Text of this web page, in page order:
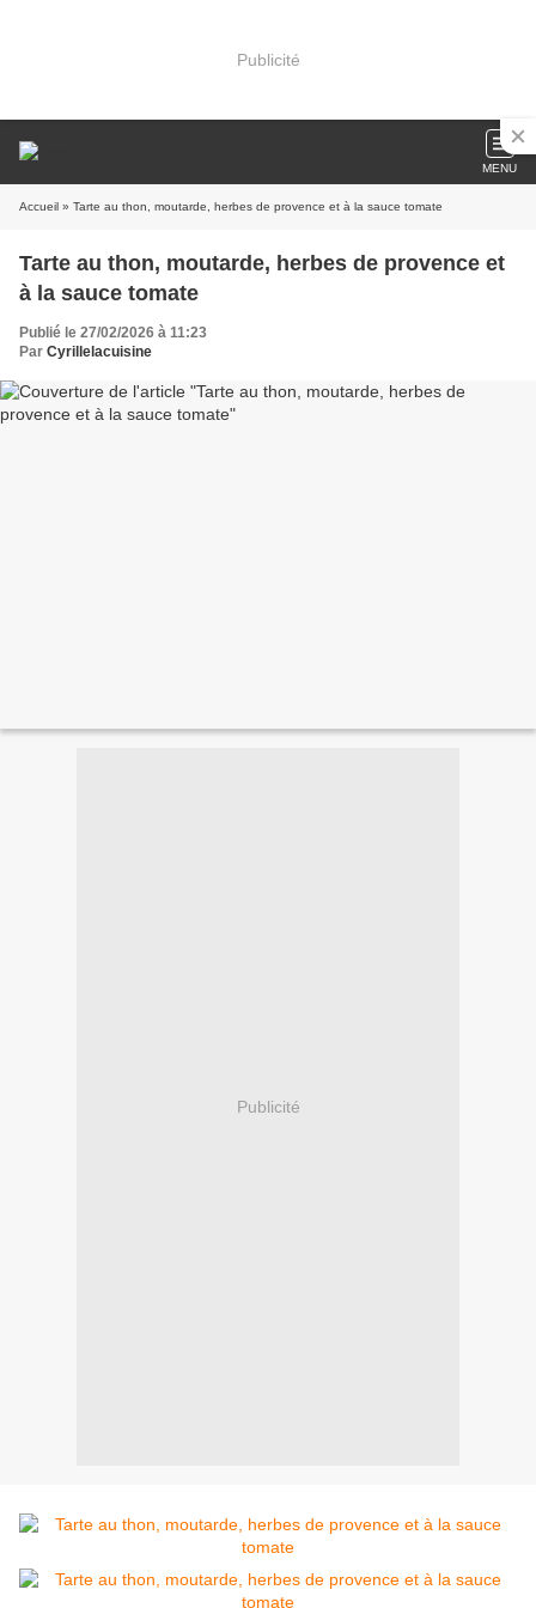
Publicité
MENU
Accueil » Tarte au thon, moutarde, herbes de provence et à la sauce tomate
Tarte au thon, moutarde, herbes de provence et
à la sauce tomate
Publié le 27/02/2026 à 11:23
Par Cyrillelacuisine
Publicité